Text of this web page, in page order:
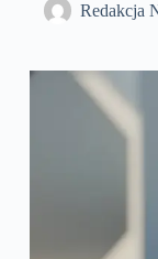
Redakcja